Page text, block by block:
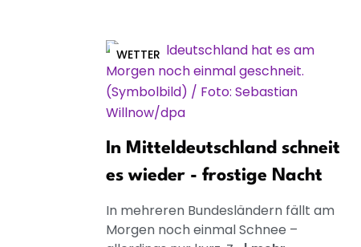
WETTER
In Mitteldeutschland schneit
es wieder - frostige Nacht
In mehreren Bundesländern fällt am
Morgen noch einmal Schnee –